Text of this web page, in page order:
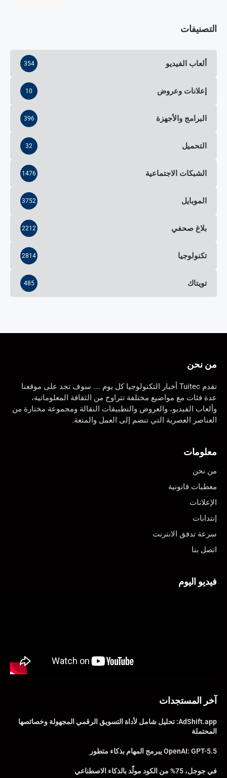
التصنيفات
ألعاب الفيديو 354
إعلانات وعروض 10
البرامج والأجهزة 396
التحميل 32
الشبكات الاجتماعية 1476
الموبايل 3752
بلاغ صحفي 2212
تكنولوجيا 2814
تويتاك 485
من نحن
تقدم Tuitec أخبار التكنولوجيا كل يوم …. سوف تجد على موقعنا
عدة فئات مع مواضيع مختلفة تتراوح من الثقافة المعلوماتية،
وألعاب الفيديو، والعروض والتطبيقات النقالة ومجموعة مختارة من
العناصر العصرية التي تنضم إلى العمل والمتعة.
معلومات
من نحن
معطيات قانونية
الإعلانات
إنتدابات
سرعة تدفق الانترنت
اتصل بنا
فيديو اليوم
آخر المستجدات
AdShift.app: تحليل شامل لأداة التسويق الرقمي المجهولة وخصائصها
المحتملة
OpenAI: GPT-5.5 يبرمج المهام بذكاء متطور
في جوجل، 75% من الكود مولّد بالذكاء الاصطناعي